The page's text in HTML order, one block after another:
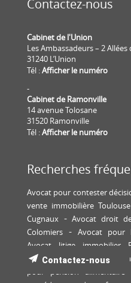
Contactez-nous
Cabinet de l'Union
Les Ambassadeurs – 2
31240 L’Union
Tél :Afficher le numéro
-
Cabinet de Ramonville
14 avenue Tolosane
31520 Ramonville
Tél :Afficher le numéro
Recherches
Avocat pour contester
vente immobilière Toulouse
Cugnaux
Avocat droit
Colomiers
Avocat pour
Avocat litige immobilier
indivision Toulouse
pour pension alimentaire
Contactez-nous